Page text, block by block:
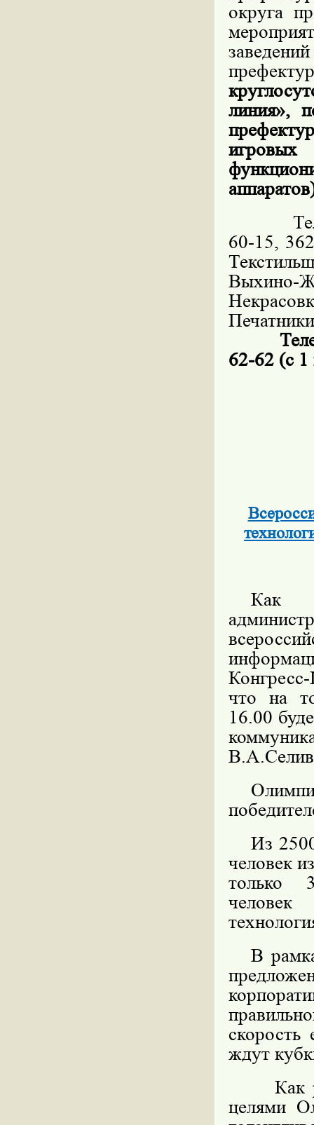
округа
линия»,
60-15,
62-62 (с
Как
что на
16.00
Из
человек
только
В
ждут
Как
целями